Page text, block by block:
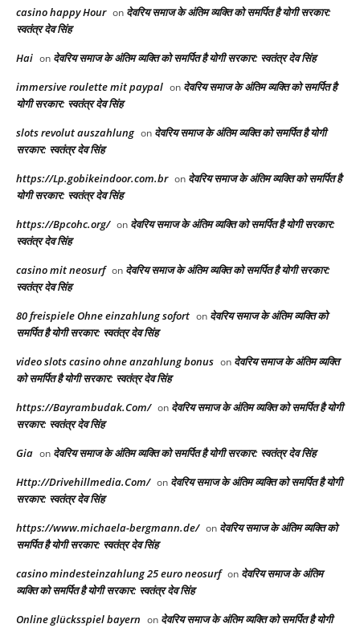
casino happy Hour on देवरिय समाज के अंतिम व्यक्ति को समर्पित है योगी सरकार:
स्वतंत्र देव सिंह
Hai on देवरिय समाज के अंतिम व्यक्ति को समर्पित है योगी सरकार: स्वतंत्र देव सिंह
immersive roulette mit paypal on देवरिय समाज के अंतिम व्यक्ति को समर्पित है
योगी सरकार: स्वतंत्र देव सिंह
slots revolut auszahlung on देवरिय समाज के अंतिम व्यक्ति को समर्पित है योगी
सरकार: स्वतंत्र देव सिंह
https://Lp.gobikeindoor.com.br on देवरिय समाज के अंतिम व्यक्ति को समर्पित है
योगी सरकार: स्वतंत्र देव सिंह
https://Bpcohc.org/ on देवरिय समाज के अंतिम व्यक्ति को समर्पित है योगी सरकार:
स्वतंत्र देव सिंह
casino mit neosurf on देवरिय समाज के अंतिम व्यक्ति को समर्पित है योगी सरकार:
स्वतंत्र देव सिंह
80 freispiele Ohne einzahlung sofort on देवरिय समाज के अंतिम व्यक्ति को
समर्पित है योगी सरकार: स्वतंत्र देव सिंह
video slots casino ohne anzahlung bonus on देवरिय समाज के अंतिम व्यक्ति
को समर्पित है योगी सरकार: स्वतंत्र देव सिंह
https://Bayrambudak.Com/ on देवरिय समाज के अंतिम व्यक्ति को समर्पित है योगी
सरकार: स्वतंत्र देव सिंह
Gia on देवरिय समाज के अंतिम व्यक्ति को समर्पित है योगी सरकार: स्वतंत्र देव सिंह
Http://Drivehillmedia.Com/ on देवरिय समाज के अंतिम व्यक्ति को समर्पित है योगी
सरकार: स्वतंत्र देव सिंह
https://www.michaela-bergmann.de/ on देवरिय समाज के अंतिम व्यक्ति को
समर्पित है योगी सरकार: स्वतंत्र देव सिंह
casino mindesteinzahlung 25 euro neosurf on देवरिय समाज के अंतिम
व्यक्ति को समर्पित है योगी सरकार: स्वतंत्र देव सिंह
Online glücksspiel bayern on देवरिय समाज के अंतिम व्यक्ति को समर्पित है योगी